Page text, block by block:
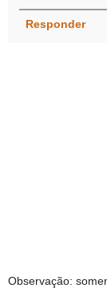
Responder
Observação: